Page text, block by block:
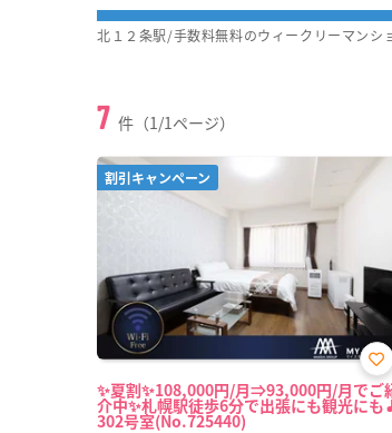
7 件（1/1ページ）
割引キャンペーン
✨夏割✨108,000円/月⇒93,000円/月でご
介中✨札幌駅徒歩6分で出張にも観光にも
302号室(No.725440)
お気
に入
り登
北１２条駅/手数料無料のウィークリーマンシ